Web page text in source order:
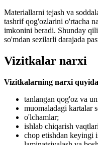
Materiallarni tejash va
tashrif qog'ozlarini o'rtacha
imkonini beradi. Shunday
so'mdan sezilarli darajada
Vizitkalar narxi
Vizitkalarning narxi
tanlangan qog'oz va
muomaladagi kartalar
o'lchamlar;
ishlab chiqarish
chop etishdan keyingi